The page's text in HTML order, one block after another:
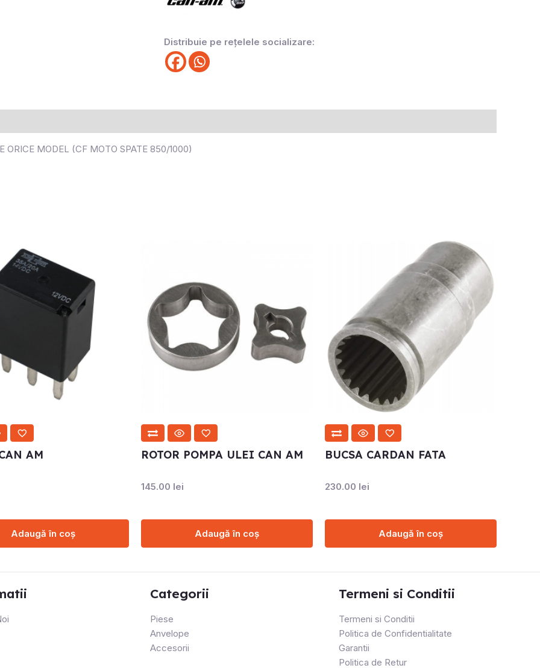
Distribuie pe rețelele socializare:
ORICE MODEL (CF MOTO SPATE 850/1000)
AM
Adaugă în coș
ROTOR POMPA ULEI CAN AM
145.00 lei
Adaugă în coș
BUCSA CARDAN FATA
230.00 lei
Adaugă în coș
Categorii
Piese
Anvelope
Accesorii
Termeni si Conditii
Termeni si Conditii
Politica de Confidentialitate
Garantii
Politica de Retur